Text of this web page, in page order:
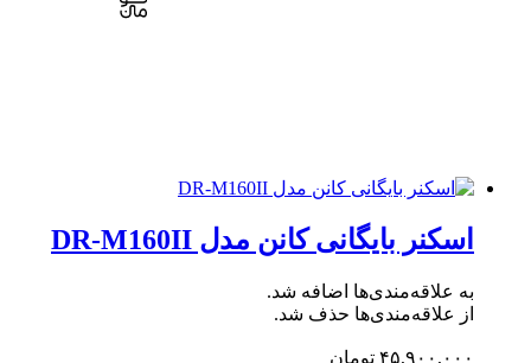
اسکنر بایگانی کانن مدل DR-M160II
به علاقه‌مندی‌ها اضافه شد.
از علاقه‌مندی‌ها حذف شد.
۴۵,۹۰۰,۰۰۰ تومان